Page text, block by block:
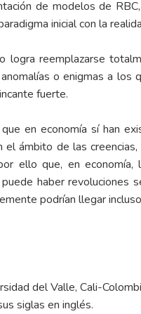
de modelos de
inicial con la
logra reemplazarse
o enigmas a
fuerte.
en economía sí han
el ámbito de las
ello que, en economía,
haber revoluciones
podrían llegar
del Valle, Cali-
siglas en inglés.